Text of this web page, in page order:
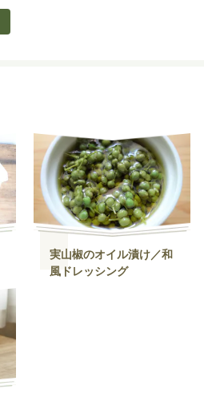
実山椒のオイル漬け／和
風ドレッシング